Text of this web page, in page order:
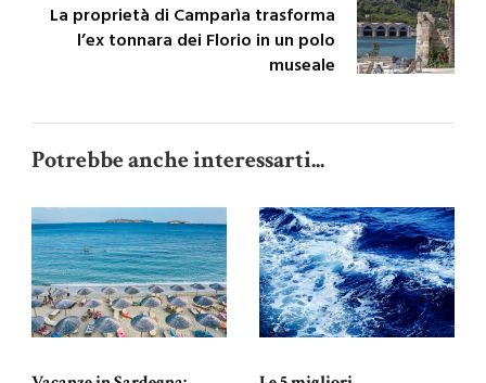
La proprietà di Camparìa trasforma
l’ex tonnara dei Florio in un polo
museale
Potrebbe anche interessarti...